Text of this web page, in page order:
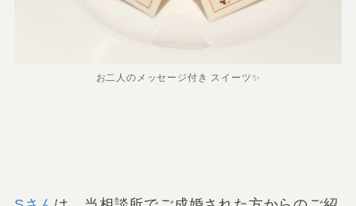
お二人のメッセージ付き スイーツ✨